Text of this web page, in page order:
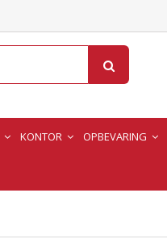
KONTOR OPBEVARING